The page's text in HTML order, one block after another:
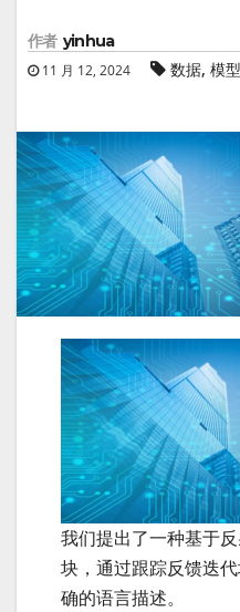
作者 yinhua
11 月 12, 2024 数据, 模型
我们提出了一种基于
块，通过跟踪反馈迭
确的语言描述。